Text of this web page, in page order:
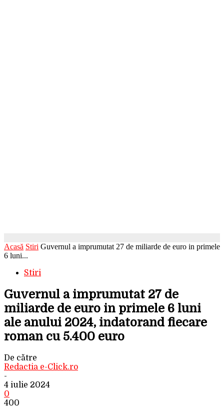
Acasă Stiri Guvernul a imprumutat 27 de miliarde de euro in primele
6 luni...
Stiri
Guvernul a imprumutat 27 de
miliarde de euro in primele 6 luni
ale anului 2024, indatorand fiecare
roman cu 5.400 euro
De către
Redactia e-Click.ro
-
4 iulie 2024
0
400